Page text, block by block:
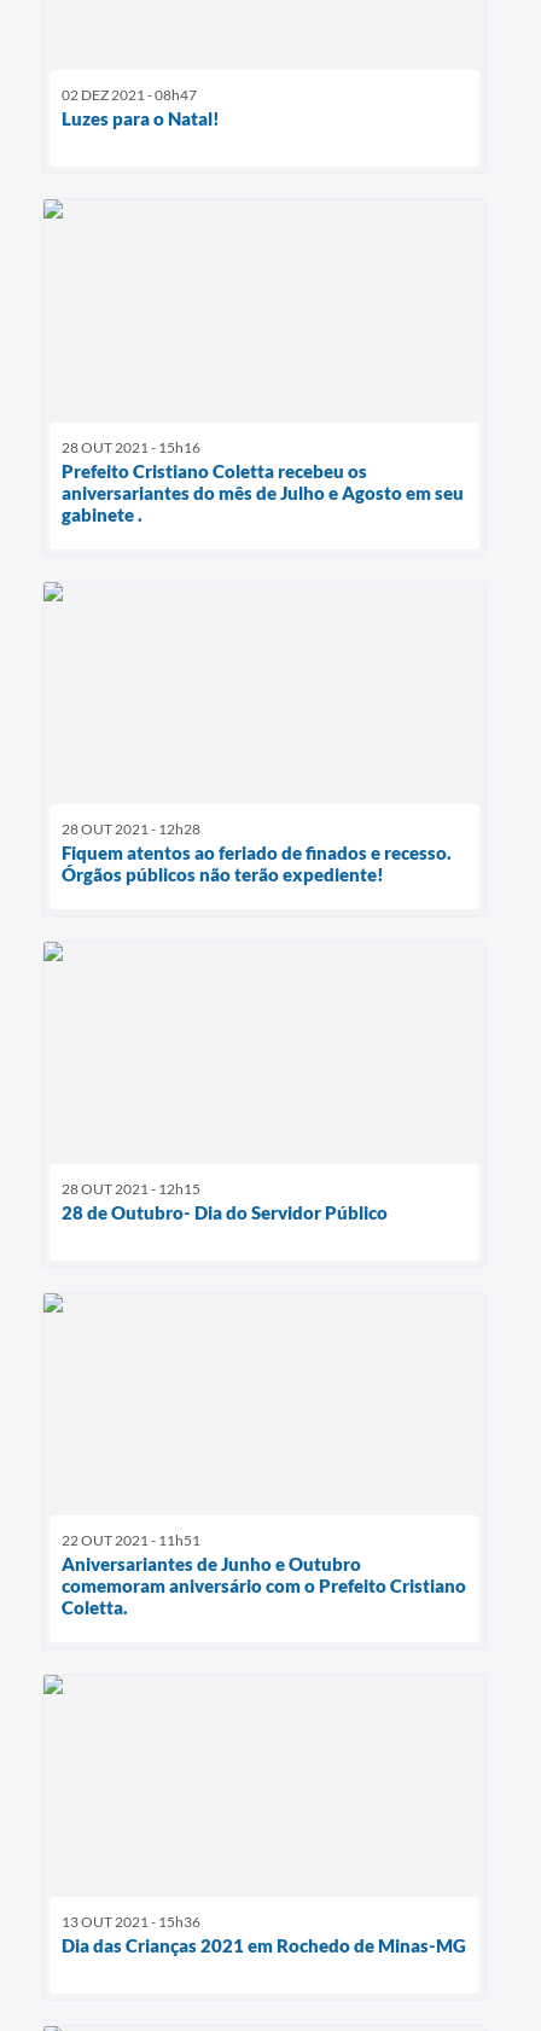
02 DEZ 2021 - 08h47
Luzes para o Natal!
28 OUT 2021 - 15h16
Prefeito Cristiano Coletta recebeu os
aniversariantes do mês de Julho e Agosto em seu
gabinete .
28 OUT 2021 - 12h28
Fiquem atentos ao feriado de finados e recesso.
Órgãos públicos não terão expediente!
28 OUT 2021 - 12h15
28 de Outubro- Dia do Servidor Público
22 OUT 2021 - 11h51
Aniversariantes de Junho e Outubro
comemoram aniversário com o Prefeito Cristiano
Coletta.
13 OUT 2021 - 15h36
Dia das Crianças 2021 em Rochedo de Minas-MG